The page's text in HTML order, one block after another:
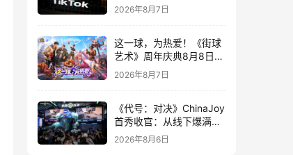
2026年8月7日
这一球，为热爱！《街球
艺术》周年庆典8月8日正
式上线，多重福利与全新
内容同步开启
2026年8月7日
《代号：对决》ChinaJoy
首秀收官：从线下爆满看
见玩家的真实期待
2026年8月6日